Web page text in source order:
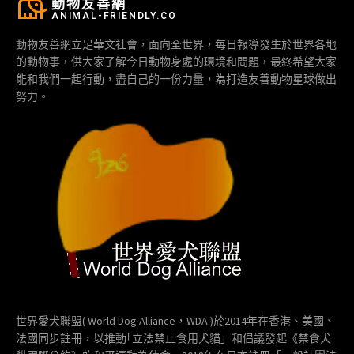
動物友善網
ANIMAL-FRIENDLY.CO
動物友善網立足華文社會，面向全世界，每日報導發生於世界各地
的動物事，供大家了解今日動物身處的環境和問題，最終希望大家
能和我們一起行動，盡自己的一份力量，為打造友善動物星球做出
努力。
世界愛犬聯盟( World Dog Alliance，WDA )於2014年在香港、美國、
法國同步註冊，以推動｢立法禁止食用犬貓」和倡議發起《禁食犬